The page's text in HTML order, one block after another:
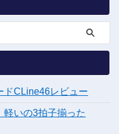
ドCLine46レビュー
いの3拍子揃った